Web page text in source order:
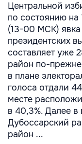
Центральной
по состоянию на
(13-00 МСК) явка
президентских
составляет уже
район по-
в плане
голоса отдали
месте
в 40,3%. Далее в
Дубоссарский
район ...